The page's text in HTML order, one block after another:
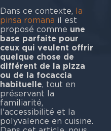
Dans ce contexte, la
pinsa romana il est
proposé comme une
base parfaite pour
ceux qui veulent offrir
quelque chose de
différent de la pizza
ou de la focaccia
habituelle, tout en
préservant la
familiarité,
l'accessibilité et la
polyvalence en cuisine.